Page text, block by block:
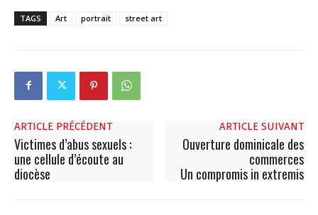
TAGS Art portrait street art
ARTICLE PRÉCÉDENT
Victimes d’abus sexuels :
une cellule d’écoute au
diocèse
ARTICLE SUIVANT
Ouverture dominicale des
commerces
Un compromis in extremis